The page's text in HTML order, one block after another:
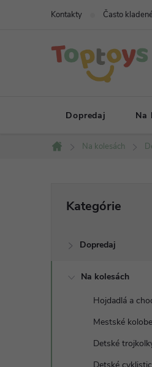
Kontakty Často
Dopredaj Na
Domov
Na kolesách
č
kategórie
Kategórie
Dopredaj
Na kolesách
Hojdadlá a
Mestské
Detské